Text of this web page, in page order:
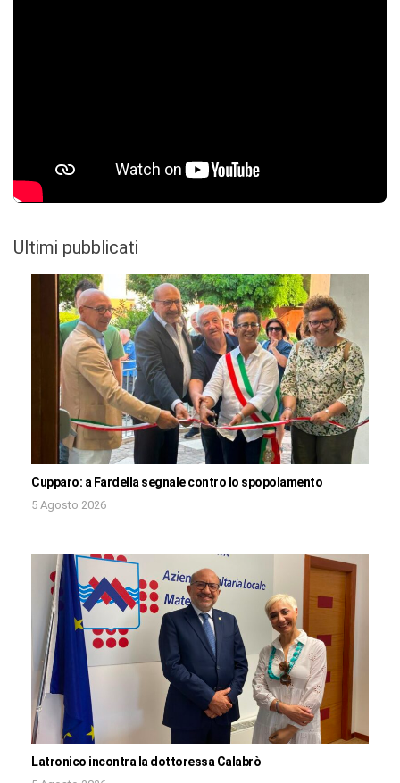
Ultimi pubblicati
Cupparo: a Fardella segnale contro lo spopolamento
5 Agosto 2026
Latronico incontra la dottoressa Calabrò